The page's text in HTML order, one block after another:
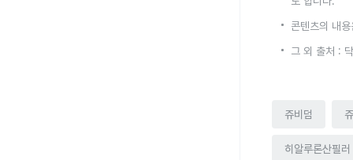
콘텐츠의 내
그 외 출처 :
쥬비덤
히알루론산필러